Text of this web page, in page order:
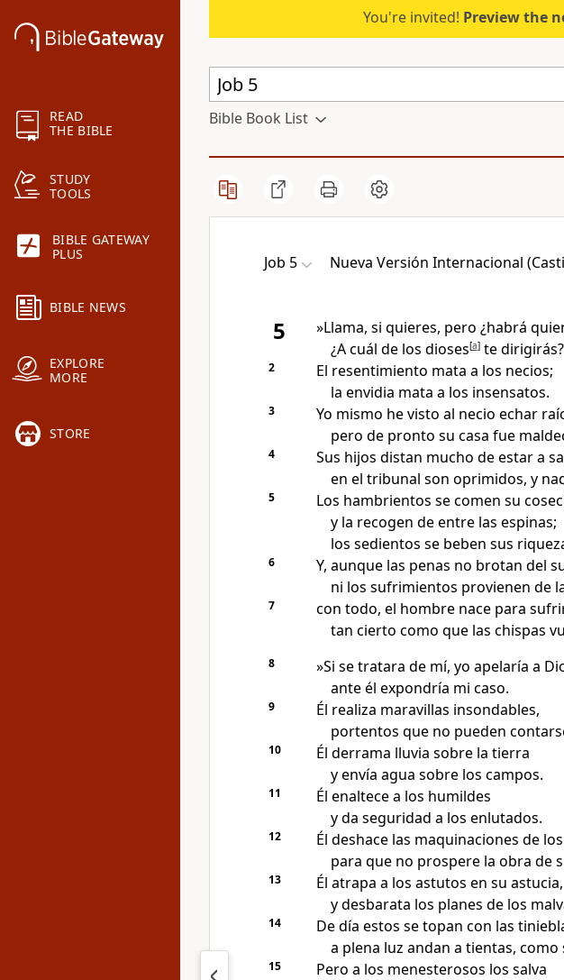
READ
THE BIBLE
STUDY
TOOLS
BIBLE GATEWAY
PLUS
BIBLE NEWS
EXPLORE
MORE
STORE
You're invited! Preview the
Bible Book List
Job 5 Nueva Versión Internacional
5
»Llama, si quieres, pero ¿habrá
¿A cuál de los dioses[a]te dirigirás?
2
El resentimiento mata a los necios;
la envidia mata a los insensatos.
3
Yo mismo he visto al necio echar
pero de pronto su casa fue
4
Sus hijos distan mucho de estar a
en el tribunal son oprimidos, y
5
Los hambrientos se comen su
y la recogen de entre las espinas;
los sedientos se beben sus
6
Y, aunque las penas no brotan del
ni los sufrimientos provienen de
7
con todo, el hombre nace para
tan cierto como que las chispas
8
»Si se tratara de mí, yo apelaría a
ante él expondría mi caso.
9
Él realiza maravillas insondables,
portentos que no pueden
10
Él derrama lluvia sobre la tierra
y envía agua sobre los campos.
11
Él enaltece a los humildes
y da seguridad a los enlutados.
12
Él deshace las maquinaciones de
para que no prospere la obra de
13
Él atrapa a los astutos en su astucia,
y desbarata los planes de los
14
De día estos se topan con las
a plena luz andan a tientas,
15
Pero a los menesterosos los salva